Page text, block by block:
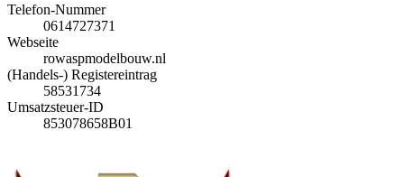
Telefon-Nummer
0614727371
Webseite
rowaspmodelbouw.nl
(Handels-) Registereintrag
58531734
Umsatzsteuer-ID
853078658B01